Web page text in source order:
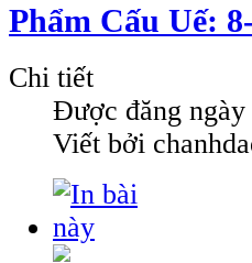
Phẩm Cấu Uế:
Chi tiết
Được đăng ngày
Viết bởi